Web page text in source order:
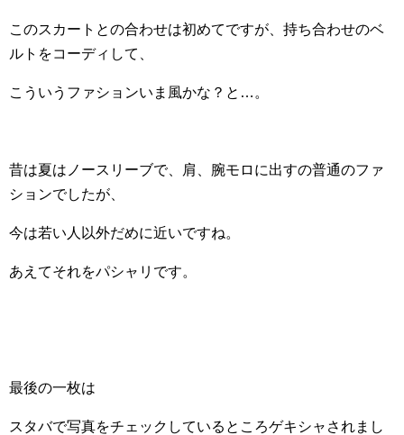
このスカートとの合わせは初めてですが、持ち合わせのベ
ルトをコーディして、
こういうファションいま風かな？と…。
昔は夏はノースリーブで、肩、腕モロに出すの普通のファ
ションでしたが、
今は若い人以外だめに近いですね。
あえてそれをパシャリです。
最後の一枚は
スタバで写真をチェックしているところゲキシャされまし